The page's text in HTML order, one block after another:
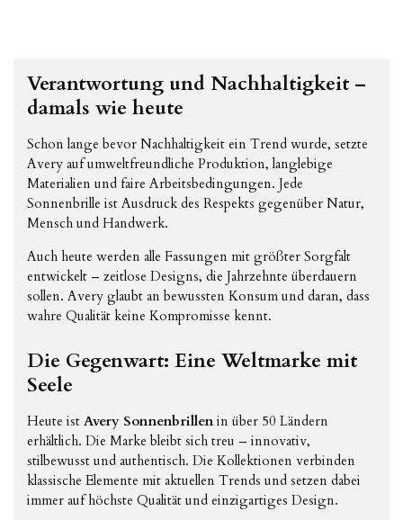
Verantwortung und Nachhaltigkeit –
damals wie heute
Schon lange bevor Nachhaltigkeit ein Trend wurde, setzte
Avery auf umweltfreundliche Produktion, langlebige
Materialien und faire Arbeitsbedingungen. Jede
Sonnenbrille ist Ausdruck des Respekts gegenüber Natur,
Mensch und Handwerk.
Auch heute werden alle Fassungen mit größter Sorgfalt
entwickelt – zeitlose Designs, die Jahrzehnte überdauern
sollen. Avery glaubt an bewussten Konsum und daran, dass
wahre Qualität keine Kompromisse kennt.
Die Gegenwart: Eine Weltmarke mit
Seele
Heute ist Avery Sonnenbrillenin über 50 Ländern
erhältlich. Die Marke bleibt sich treu – innovativ,
stilbewusst und authentisch. Die Kollektionen verbinden
klassische Elemente mit aktuellen Trends und setzen dabei
immer auf höchste Qualität und einzigartiges Design.